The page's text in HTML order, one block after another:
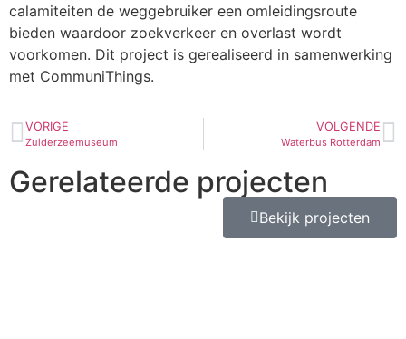
calamiteiten de weggebruiker een omleidingsroute
bieden waardoor zoekverkeer en overlast wordt
voorkomen. Dit project is gerealiseerd in samenwerking
met CommuniThings.
VORIGE
Zuiderzeemuseum
VOLGENDE
Waterbus Rotterdam
Gerelateerde projecten
Bekijk projecten